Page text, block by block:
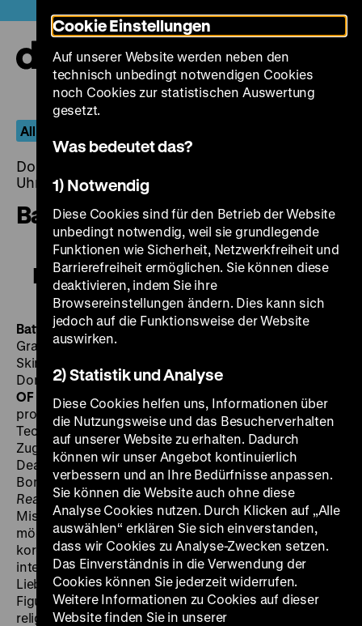
zum
Seiteninhalt
springen
All I Desire – Die Filme von Douglas Sirk
Donnerstag, 08. September 2016, 20.00 - 00.00
Uhr
Battle Hymn
Battle Hymn
Battle HymnUSA 1957, R: Douglas Sirk, B: Charles
Grayson, Vincent B. Evans, K: Russell Metty, M: Frank
Skinner, D: Rock Hudson, Anna Kashfi, Dan Duryea,
Don DeFore, Martha Hyer, Jocl Mahoney, 108‘
OF
DO 08.09. um 20 Uhr Battle Hymn
, ein aufwändig
produzierter Blockbuster in Cinemascope und
Technicolor, ist ein Produkt des Kalten Krieges.
Zugrunde liegt dem Film die Autobiografie von Colonel
Dean E. Hess, eines ehemaligen Priesters und späteren
Bomberpiloten, über dessen gefeierten Einsätze in
Reader’s Digestzu lesen ist: „Er war in zweifacher
Mission in Korea: Offiziell, um so viele Feinde wie
möglich zu töten; persönlich aber, um so viele
koreanische Kinder zu retten wie möglich”. Sirk
interessiert an der in der Filmversion von seinem
Lieblingsschauspieler Rock Hudson verkörperten
Figur diese Spaltung zwischen mörderischer und
religiös-karitativer Intention. Wie in all seinen
Cookie Einstellungen
Auf unserer Website werden neben den
technisch unbedingt notwendigen Cookies
noch Cookies zur statistischen Auswertung
gesetzt.
Was bedeutet das?
1) Notwendig
Diese Cookies sind für den Betrieb der Website
unbedingt notwendig, weil sie grundlegende
Funktionen wie Sicherheit, Netzwerkfreiheit und
Barrierefreiheit ermöglichen. Sie können diese
deaktivieren, indem Sie ihre
Browsereinstellungen ändern. Dies kann sich
jedoch auf die Funktionsweise der Website
auswirken.
2) Statistik und Analyse
Diese Cookies helfen uns, Informationen über
die Nutzungsweise und das Besucherverhalten
auf unserer Website zu erhalten. Dadurch
können wir unser Angebot kontinuierlich
verbessern und an Ihre Bedürfnisse anpassen.
Sie können die Website auch ohne diese
Analyse Cookies nutzen. Durch Klicken auf „Alle
auswählen“ erklären Sie sich einverstanden,
dass wir Cookies zu Analyse-Zwecken setzen.
Das Einverständnis in die Verwendung der
Cookies können Sie jederzeit widerrufen.
Weitere Informationen zu Cookies auf dieser
Website finden Sie in unserer